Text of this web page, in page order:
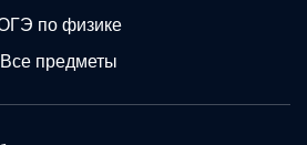
по физике
Все предметы